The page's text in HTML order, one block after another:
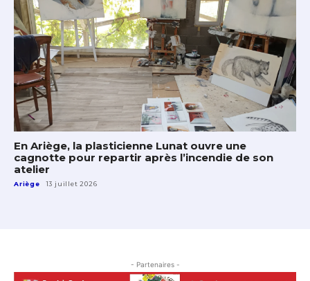
En Ariège, la plasticienne Lunat ouvre une
cagnotte pour repartir après l’incendie de son
atelier
Ariège 13 juillet 2026
- Partenaires -